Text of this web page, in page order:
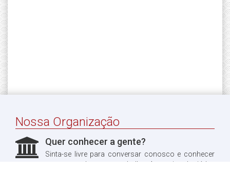
Nossa Organização
Quer conhecer a gente?
Sinta-se livre para conversar conosco e conhecer
um pouco do nosso trabalho. Aproveitando, já leu